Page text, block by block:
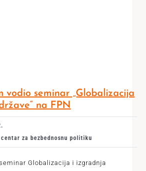
vodio seminar „Globalizacija
na FPN
za bezbednosnu politiku
Globalizacija i izgradnja